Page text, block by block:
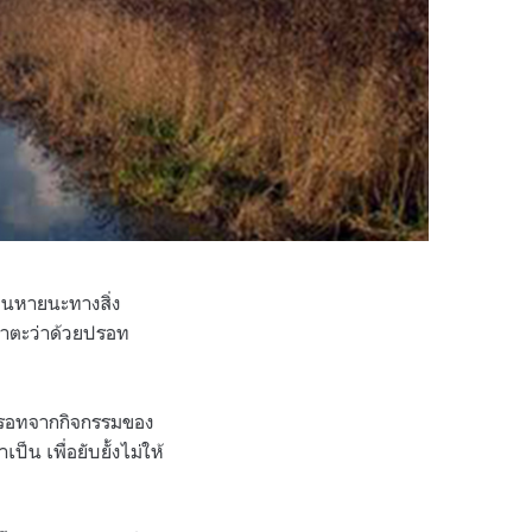
หายนะทางสิ่ง
ะว่าด้วยปรอท
ทจากกิจกรรมของ
ป็น เพื่อยับยั้งไม่ให้